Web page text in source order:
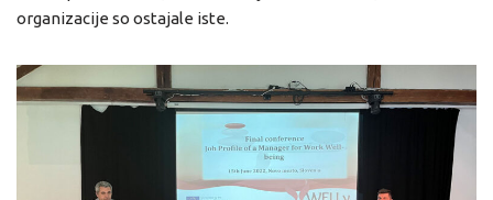
organizacije so ostajale iste.